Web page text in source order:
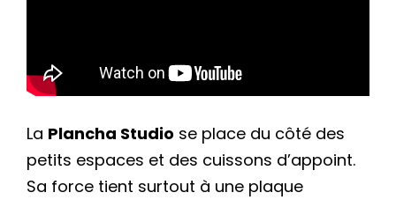
La Plancha Studio se place du côté des
petits espaces et des cuissons d’appoint.
Sa force tient surtout à une plaque